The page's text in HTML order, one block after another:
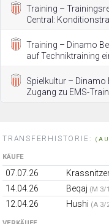
Training –
Central:
Training – Dinamo
auf Techniktraining
Spielkultur – Dinamo
Zugang zu EMS-
TRANSFERHISTORIE:
KÄUFE
07.07.26
14.04.26
Beqaj (M 3/
12.04.26
Hushi (A 3/